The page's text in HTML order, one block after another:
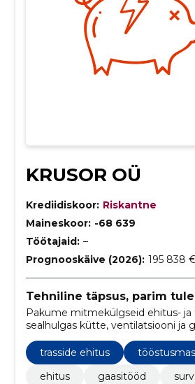
KRUSOR OÜ
Krediidiskoor: Riskantne
Maineskoor: -68 639
Töötajaid: –
Prognooskäive (2026): 195 838
Tehniline täpsus, parim
Pakume mitmekülgseid ehitus-
sealhulgas kütte, ventilatsiooni ja
teenuseid, trasside ehitust,
tööstuslike masinate paigaldust
paigaldust ja hooldust.
trasside ehitus
ehitus
gaasitööd